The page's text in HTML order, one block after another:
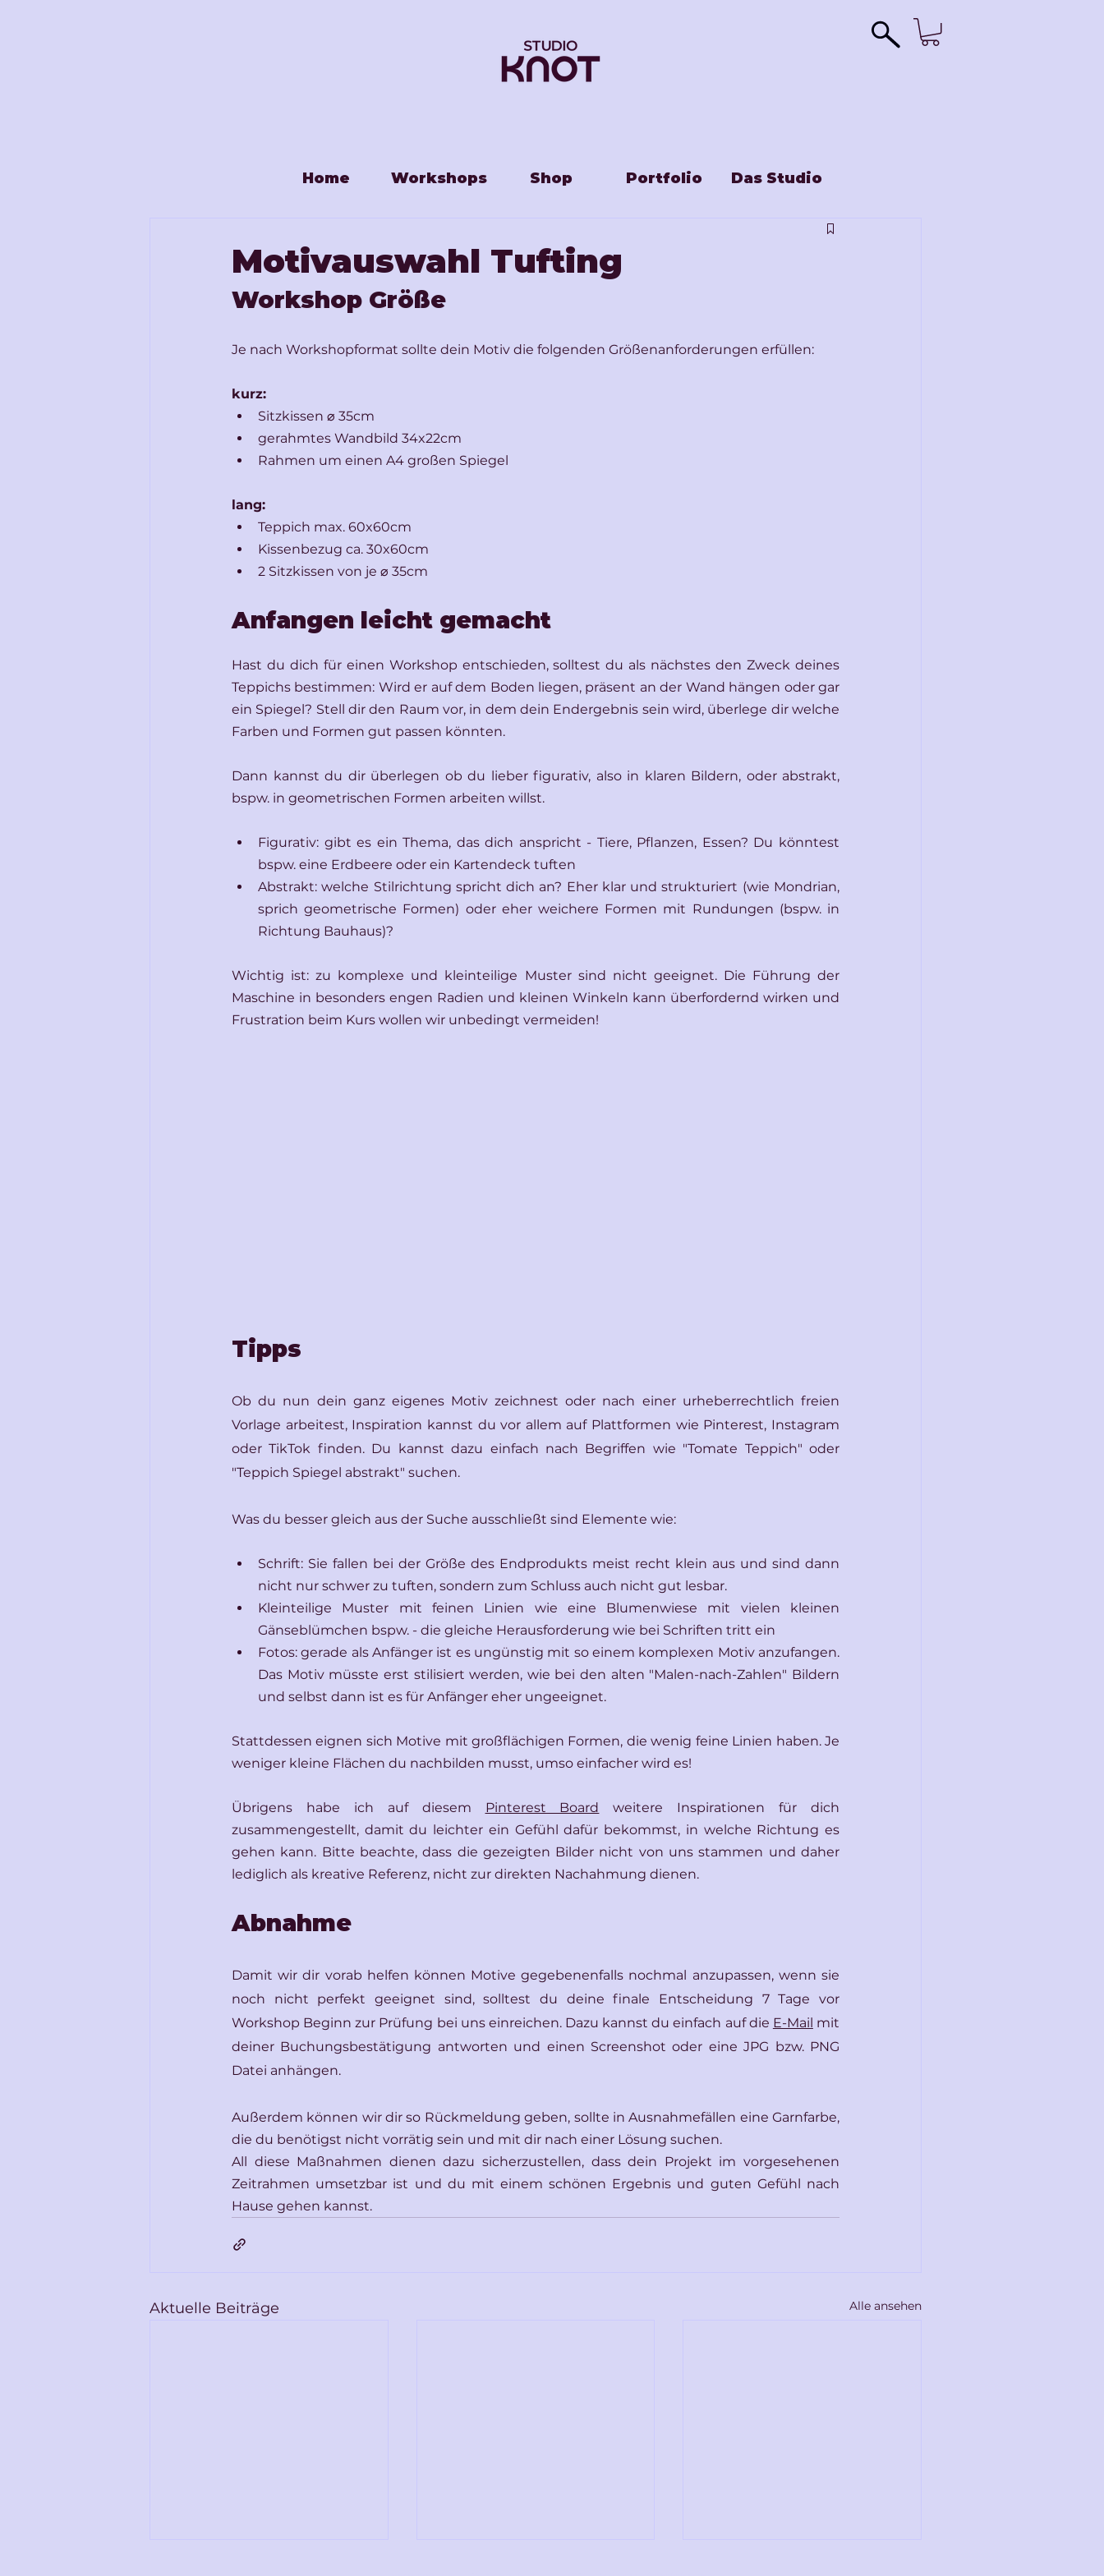
Home Workshops Shop Portfolio Das Studio
Motivauswahl Tufting
Workshop Größe
Je nach Workshopformat sollte dein Motiv die folgenden Größenanforderungen erfüllen:
kurz:
Sitzkissen ⌀ 35cm
gerahmtes Wandbild 34x22cm
Rahmen um einen A4 großen Spiegel
lang:
Teppich max. 60x60cm
Kissenbezug ca. 30x60cm
2 Sitzkissen von je ⌀ 35cm
Anfangen leicht gemacht
Hast du dich für einen Workshop entschieden, solltest du als nächstes den Zweck deines
Teppichs bestimmen: Wird er auf dem Boden liegen, präsent an der Wand hängen oder gar
ein Spiegel? Stell dir den Raum vor, in dem dein Endergebnis sein wird, überlege dir welche
Farben und Formen gut passen könnten.
Dann kannst du dir überlegen ob du lieber figurativ, also in klaren Bildern, oder abstrakt,
bspw. in geometrischen Formen arbeiten willst.
Figurativ: gibt es ein Thema, das dich anspricht - Tiere, Pflanzen, Essen? Du könntest
bspw. eine Erdbeere oder ein Kartendeck tuften
Abstrakt: welche Stilrichtung spricht dich an? Eher klar und strukturiert (wie Mondrian,
sprich geometrische Formen) oder eher weichere Formen mit Rundungen (bspw. in
Richtung Bauhaus)?
Wichtig ist: zu komplexe und kleinteilige Muster sind nicht geeignet. Die Führung der
Maschine in besonders engen Radien und kleinen Winkeln kann überfordernd wirken und
Frustration beim Kurs wollen wir unbedingt vermeiden!
Tipps
Ob du nun dein ganz eigenes Motiv zeichnest oder nach einer urheberrechtlich freien
Vorlage arbeitest, Inspiration kannst du vor allem auf Plattformen wie Pinterest, Instagram
oder TikTok finden. Du kannst dazu einfach nach Begriffen wie "Tomate Teppich" oder
"Teppich Spiegel abstrakt" suchen.
Was du besser gleich aus der Suche ausschließt sind Elemente wie:
Schrift: Sie fallen bei der Größe des Endprodukts meist recht klein aus und sind dann
nicht nur schwer zu tuften, sondern zum Schluss auch nicht gut lesbar.
Kleinteilige Muster mit feinen Linien wie eine Blumenwiese mit vielen kleinen
Gänseblümchen bspw. - die gleiche Herausforderung wie bei Schriften tritt ein
Fotos: gerade als Anfänger ist es ungünstig mit so einem komplexen Motiv anzufangen.
Das Motiv müsste erst stilisiert werden, wie bei den alten "Malen-nach-Zahlen" Bildern
und selbst dann ist es für Anfänger eher ungeeignet.
Stattdessen eignen sich Motive mit großflächigen Formen, die wenig feine Linien haben. Je
weniger kleine Flächen du nachbilden musst, umso einfacher wird es!
Übrigens habe ich auf diesem Pinterest Board weitere Inspirationen für dich
zusammengestellt, damit du leichter ein Gefühl dafür bekommst, in welche Richtung es
gehen kann. Bitte beachte, dass die gezeigten Bilder nicht von uns stammen und daher
lediglich als kreative Referenz, nicht zur direkten Nachahmung dienen.
Abnahme
Damit wir dir vorab helfen können Motive gegebenenfalls nochmal anzupassen, wenn sie
noch nicht perfekt geeignet sind, solltest du deine finale Entscheidung 7 Tage vor
Workshop Beginn zur Prüfung bei uns einreichen. Dazu kannst du einfach auf die E-Mail mit
deiner Buchungsbestätigung antworten und einen Screenshot oder eine JPG bzw. PNG
Datei anhängen.
Außerdem können wir dir so Rückmeldung geben, sollte in Ausnahmefällen eine Garnfarbe,
die du benötigst nicht vorrätig sein und mit dir nach einer Lösung suchen.
All diese Maßnahmen dienen dazu sicherzustellen, dass dein Projekt im vorgesehenen
Zeitrahmen umsetzbar ist und du mit einem schönen Ergebnis und guten Gefühl nach
Hause gehen kannst.
Aktuelle Beiträge Alle ansehen